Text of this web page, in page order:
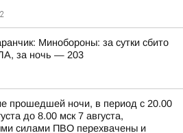
Минобороны: за сутки сбито
за ночь — 203
прошедшей ночи, в период с 20.00
до 8.00 мск 7 августа,
силами ПВО перехвачены и